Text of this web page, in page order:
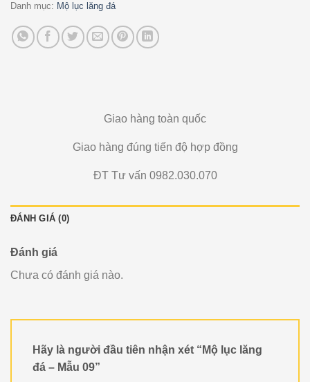
Danh mục: Mộ lục lăng đá
Giao hàng toàn quốc
Giao hàng đúng tiến độ hợp đồng
ĐT Tư vấn 0982.030.070
ĐÁNH GIÁ (0)
Đánh giá
Chưa có đánh giá nào.
Hãy là người đầu tiên nhận xét “Mộ lục lăng
đá – Mẫu 09”